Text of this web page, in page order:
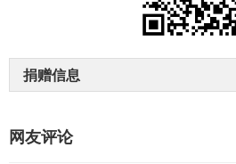
捐赠信息
网友评论